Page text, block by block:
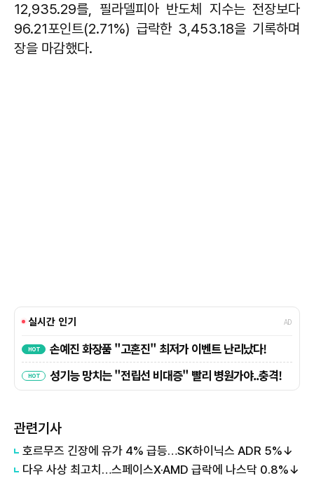
12,935.29를, 필라델피아 반도체 지수는 전장보다
96.21포인트(2.71%) 급락한 3,453.18을 기록하며
장을 마감했다.
관련기사
호르무즈 긴장에 유가 4% 급등…SK하이닉스 ADR 5%↓
다우 사상 최고치…스페이스X·AMD 급락에 나스닥 0.8%↓